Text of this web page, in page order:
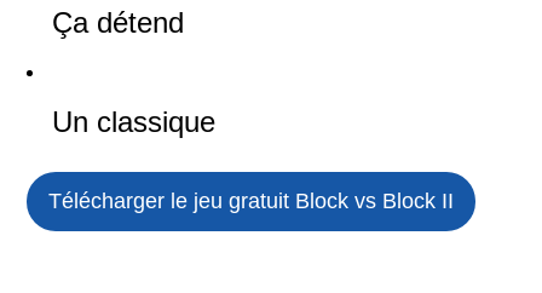
Ça détend
Un classique
Télécharger le jeu gratuit Block vs Block II